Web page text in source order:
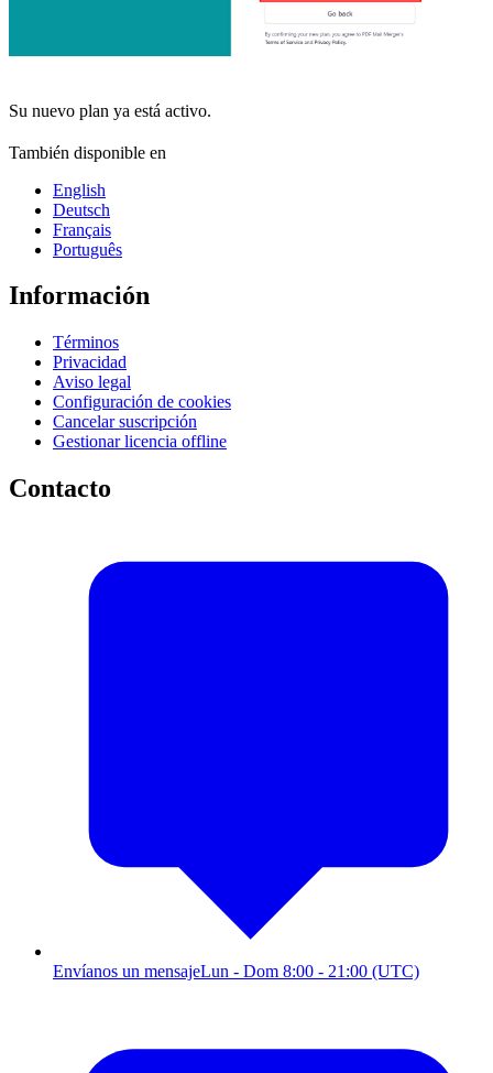
Su nuevo plan ya está activo.
También disponible en
English
Deutsch
Français
Português
Información
Términos
Privacidad
Aviso legal
Configuración de cookies
Cancelar suscripción
Gestionar licencia offline
Contacto
Envíanos un mensajeLun - Dom 8:00 - 21:00 (UTC)